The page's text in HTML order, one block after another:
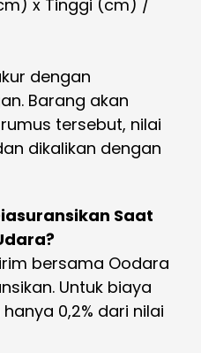
x Tinggi (cm) /
dengan
Barang akan
tersebut, nilai
dikalikan dengan
Saat
bersama Oodara
Untuk biaya
0,2% dari nilai